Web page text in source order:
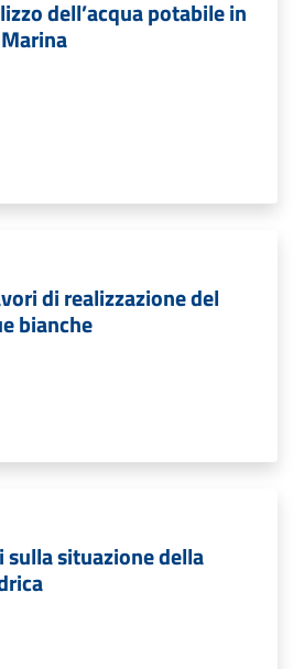
dell’acqua potabile in
di realizzazione del
bianche
situazione della